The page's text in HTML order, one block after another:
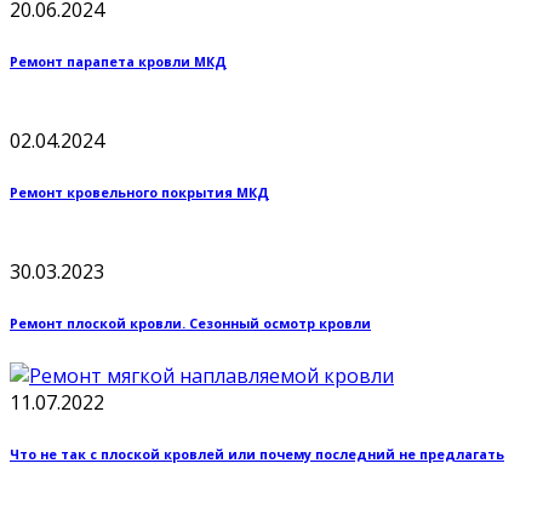
20.06.2024
Ремонт парапета кровли МКД
02.04.2024
Ремонт кровельного покрытия МКД
30.03.2023
Ремонт плоской кровли. Сезонный осмотр кровли
11.07.2022
Что не так с плоской кровлей или почему последний не предлагать